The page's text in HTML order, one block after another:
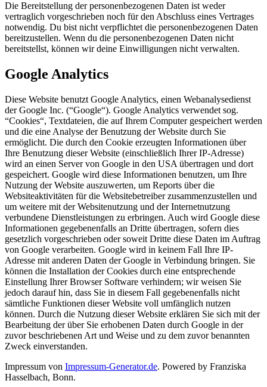
Die Bereitstellung der personenbezogenen Daten ist weder
vertraglich vorgeschrieben noch für den Abschluss eines Vertrages
notwendig. Du bist nicht verpflichtet die personenbezogenen Daten
bereitzustellen. Wenn du die personenbezogenen Daten nicht
bereitstellst, können wir deine Einwilligungen nicht verwalten.
Google Analytics
Diese Website benutzt Google Analytics, einen Webanalysedienst
der Google Inc. (“Google“). Google Analytics verwendet sog.
“Cookies“, Textdateien, die auf Ihrem Computer gespeichert werden
und die eine Analyse der Benutzung der Website durch Sie
ermöglicht. Die durch den Cookie erzeugten Informationen über
Ihre Benutzung dieser Website (einschließlich Ihrer IP-Adresse)
wird an einen Server von Google in den USA übertragen und dort
gespeichert. Google wird diese Informationen benutzen, um Ihre
Nutzung der Website auszuwerten, um Reports über die
Websiteaktivitäten für die Websitebetreiber zusammenzustellen und
um weitere mit der Websitenutzung und der Internetnutzung
verbundene Dienstleistungen zu erbringen. Auch wird Google diese
Informationen gegebenenfalls an Dritte übertragen, sofern dies
gesetzlich vorgeschrieben oder soweit Dritte diese Daten im Auftrag
von Google verarbeiten. Google wird in keinem Fall Ihre IP-
Adresse mit anderen Daten der Google in Verbindung bringen. Sie
können die Installation der Cookies durch eine entsprechende
Einstellung Ihrer Browser Software verhindern; wir weisen Sie
jedoch darauf hin, dass Sie in diesem Fall gegebenenfalls nicht
sämtliche Funktionen dieser Website voll umfänglich nutzen
können. Durch die Nutzung dieser Website erklären Sie sich mit der
Bearbeitung der über Sie erhobenen Daten durch Google in der
zuvor beschriebenen Art und Weise und zu dem zuvor benannten
Zweck einverstanden.
Impressum von Impressum-Generator.de. Powered by Franziska
Hasselbach, Bonn.